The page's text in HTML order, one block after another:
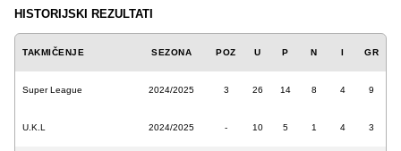
HISTORIJSKI REZULTATI
TAKMIČENJE SEZONA POZ U P N I GR
Super League 2024/2025 3 26 14 8 4 9
U.K.L 2024/2025 - 10 5 1 4 3